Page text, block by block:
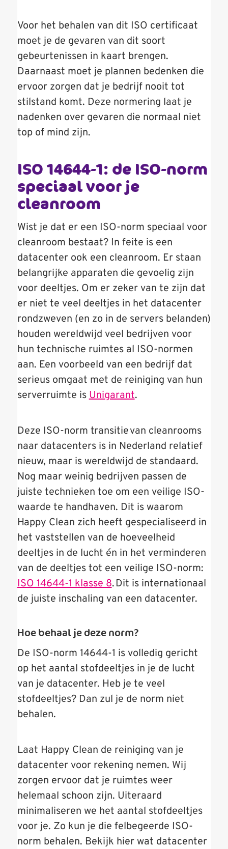
Voor het behalen van dit ISO certificaat
moet je de gevaren van dit soort
gebeurtenissen in kaart brengen.
Daarnaast moet je plannen bedenken die
ervoor zorgen dat je bedrijf nooit tot
stilstand komt. Deze normering laat je
nadenken over gevaren die normaal niet
top of mind zijn.
ISO 14644-1: de ISO-norm
speciaal voor je
cleanroom
Wist je dat er een ISO-norm speciaal voor
cleanroom bestaat? In feite is een
datacenter ook een cleanroom. Er staan
belangrijke apparaten die gevoelig zijn
voor deeltjes. Om er zeker van te zijn dat
er niet te veel deeltjes in het datacenter
rondzweven (en zo in de servers belanden)
houden wereldwijd veel bedrijven voor
hun technische ruimtes al ISO-normen
aan. Een voorbeeld van een bedrijf dat
serieus omgaat met de reiniging van hun
serverruimte isUnigarant.
Deze ISO-norm transitievan cleanrooms
naar datacenters is in Nederland relatief
nieuw, maar is wereldwijd de standaard.
Nog maar weinig bedrijven passen de
juiste technieken toe om een veilige ISO-
waarde te handhaven. Dit is waarom
Happy Clean zich heeft gespecialiseerd in
het vaststellen van de hoeveelheid
deeltjes in de lucht én in het verminderen
van de deeltjes tot een veilige ISO-norm:
ISO 14644-1 klasse 8.Dit is internationaal
de juiste inschaling van een datacenter.
Hoe behaal je deze norm?
De ISO-norm 14644-1 is volledig gericht
op het aantal stofdeeltjes in je de lucht
van je datacenter. Heb je te veel
stofdeeltjes? Dan zul je de norm niet
behalen.
Laat Happy Clean de reiniging van je
datacenter voor rekening nemen. Wij
zorgen ervoor dat je ruimtes weer
helemaal schoon zijn. Uiteraard
minimaliseren we het aantal stofdeeltjes
voor je. Zo kun je die felbegeerde ISO-
norm behalen. Bekijk hier wat datacenter